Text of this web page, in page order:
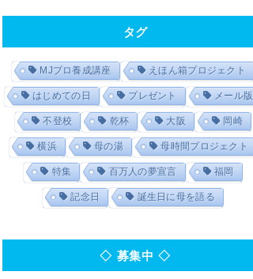
タグ
MJプロ養成講座 えほん箱プロジェクト
はじめての日 プレゼント メール版
不登校 乾杯 大阪 岡崎
横浜 母の湯 母時間プロジェクト
特集 百万人の夢宣言 福岡
記念日 誕生日に母を語る
◇ 募集中 ◇